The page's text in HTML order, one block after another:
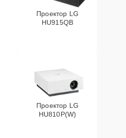
Проектор LG
HU915QB
Проектор LG
HU810P(W)